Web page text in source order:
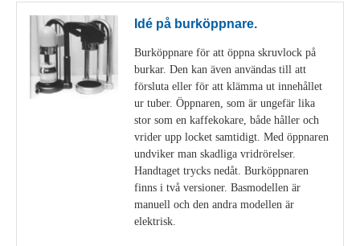
Idé på burköppnare.
Burköppnare för att öppna skruvlock på
burkar. Den kan även användas till att
försluta eller för att klämma ut innehållet
ur tuber. Öppnaren, som är ungefär lika
stor som en kaffekokare, både håller och
vrider upp locket samtidigt. Med öppnaren
undviker man skadliga vridrörelser.
Handtaget trycks nedåt. Burköppnaren
finns i två versioner. Basmodellen är
manuell och den andra modellen är
elektrisk.